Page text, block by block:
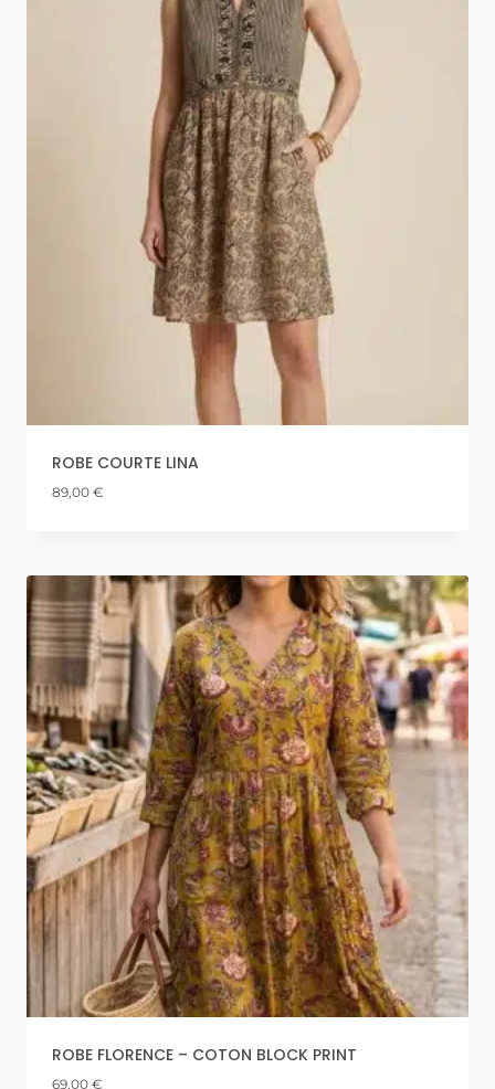
ROBE COURTE LINA
89,00 €
ROBE FLORENCE – COTON BLOCK PRINT
69,00 €